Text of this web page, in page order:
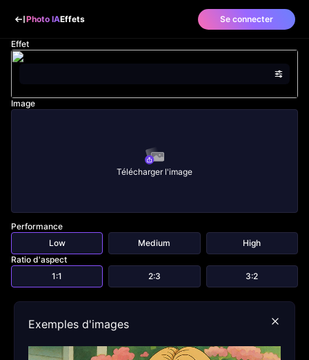
Photo IAEffets Se connecter
Effet
Image
Télécharger l'image
Performance
Low
Medium
High
Ratio d'aspect
1:1
2:3 3:2
Exemples d'images